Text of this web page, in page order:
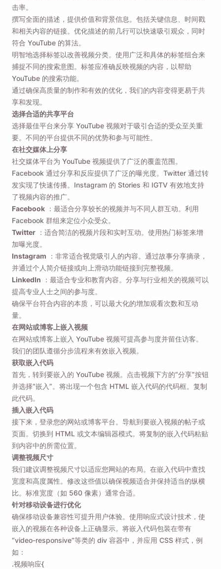
击率。
撰写全面的描述，提供价值和背景信息。包括关键信息、时间戳
和相关内容的链接。优化描述的前几行可以快速吸引观众，同时
符合 YouTube 的算法。
明智地选择标签以改善视频分类。使用广泛和具体的标签组合来
捕捉不同的搜索意图。标签应准确反映视频的内容，以帮助
YouTube 的搜索功能。
通过确保高质量的制作和有效的优化，我们的内容变得更易于共
享和发现。
选择合适的共享平台
选择最佳平台来分享 YouTube 视频对于吸引合适的受众至关重
要。不同的平台提供不同的优势和参与可能性。
在社交媒体上分享
社交媒体平台为 YouTube 视频提供了广泛的覆盖范围。
Facebook 通过分享和反应提供了广泛的曝光度。Twitter 通过转
发实现了快速传播。Instagram 的 Stories 和 IGTV 有效地支持
了视频内容的推广。
Facebook ：最适合分享较长的视频并与不同人群互动。利用
Facebook 群组来定位小众受众。
Twitter ：适合简洁的视频片段和实时互动。使用热门标签来增
加曝光度。
Instagram ：非常适合视觉吸引人的内容。通过故事分享摘录，
并通过个人简介链接或向上滑动功能链接到完整视频。
LinkedIn ：最适合专业和教育内容。分享与行业相关的视频可以
提高专业人士之间的参与度。
确保平台符合内容的本质，可以最大化的增加观看次数和互动
量。
在网站或博客上嵌入视频
在网站或博客上嵌入 YouTube 视频可提高参与度并留住访客。
我们的团队遵循分步流程来有效嵌入视频。
获取嵌入代码
首先，转到要嵌入的 YouTube 视频。点击视频下方的“分享”按钮
并选择“嵌入”。将出现一个包含 HTML 嵌入代码的代码框。复制
此代码。
插入嵌入代码
接下来，登录您的网站或博客平台。导航到要嵌入视频的帖子或
页面。切换到 HTML 或文本编辑器模式。将复制的嵌入代码粘贴
到内容中的所需位置。
调整视频尺寸
我们建议调整视频尺寸以适应您网站的布局。在嵌入代码中查找
宽度和高度属性。修改这些值以确保视频适合并保持适当的纵横
比。标准宽度（如 560 像素）通常合适。
针对移动设备进行优化
确保移动设备兼容性可提升用户体验。使用响应式设计技术，使
嵌入的视频在各种设备上正确显示。将嵌入代码包装在带有
“video-responsive”等类的 div 容器中，并应用 CSS 样式，例
如：
.视频响应{